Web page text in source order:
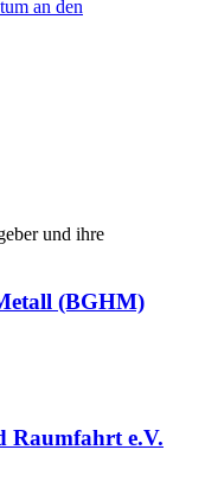
an den
und ihre
(BGHM)
Raumfahrt e.V.